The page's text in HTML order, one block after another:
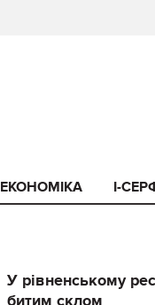
ЕКОНОМІКА I-
У рівненському